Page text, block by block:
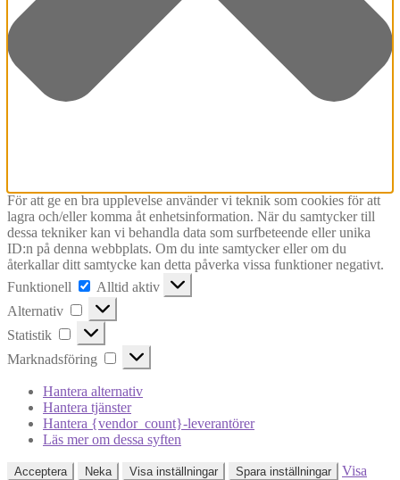
För att ge en bra upplevelse använder vi teknik som cookies för att
lagra och/eller komma åt enhetsinformation. När du samtycker till
dessa tekniker kan vi behandla data som surfbeteende eller unika
ID:n på denna webbplats. Om du inte samtycker eller om du
återkallar ditt samtycke kan detta påverka vissa funktioner negativt.
Funktionell
Funktionell
Alltid aktiv
Alternativ
Alternativ
Statistik Statistik
Marknadsföring Marknadsföring
Hantera alternativ
Hantera tjänster
Hantera {vendor_count}-leverantörer
Läs mer om dessa syften
Acceptera Neka Visa inställningar Spara inställningar
Visa